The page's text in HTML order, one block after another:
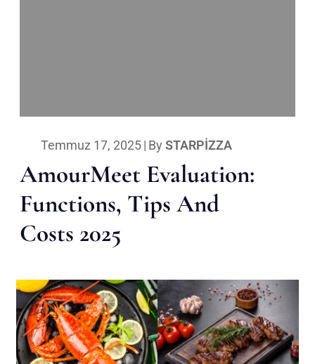
Temmuz 17, 2025| By STARPIZZA
AmourMeet Evaluation:
Functions, Tips And
Costs 2025